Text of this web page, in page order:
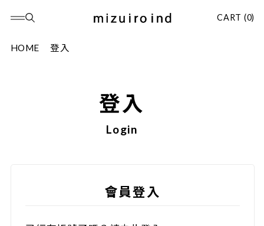
CART (0)
HOME 登入
登入
Login
會員登入